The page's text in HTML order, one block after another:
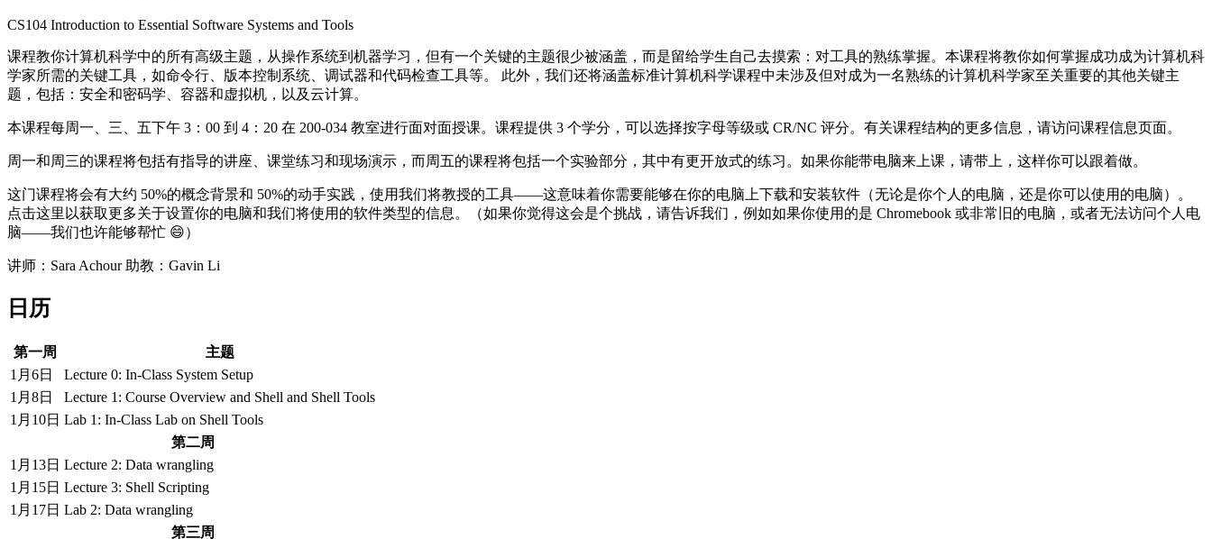
CS104 Introduction to Essential Software Systems and Tools
课程教你计算机科学中的所有高级主题，从操作系统到机器学习，但有一个关键的主题很少被涵盖，而是留给学生自己去摸索：对工具的熟练掌握。本课程将教你如何掌握成功成为计算机科
学家所需的关键工具，如命令行、版本控制系统、调试器和代码检查工具等。 此外，我们还将涵盖标准计算机科学课程中未涉及但对成为一名熟练的计算机科学家至关重要的其他关键主
题，包括：安全和密码学、容器和虚拟机，以及云计算。
本课程每周一、三、五下午 3：00 到 4：20 在 200-034 教室进行面对面授课。课程提供 3 个学分，可以选择按字母等级或 CR/NC 评分。有关课程结构的更多信息，请访问课程信息页面。
周一和周三的课程将包括有指导的讲座、课堂练习和现场演示，而周五的课程将包括一个实验部分，其中有更开放式的练习。如果你能带电脑来上课，请带上，这样你可以跟着做。
这门课程将会有大约 50%的概念背景和 50%的动手实践，使用我们将教授的工具——这意味着你需要能够在你的电脑上下载和安装软件（无论是你个人的电脑，还是你可以使用的电脑）。
点击这里以获取更多关于设置你的电脑和我们将使用的软件类型的信息。（如果你觉得这会是个挑战，请告诉我们，例如如果你使用的是 Chromebook 或非常旧的电脑，或者无法访问个人电
脑——我们也许能够帮忙 😄）
讲师：Sara Achour 助教：Gavin Li
日历
第一周
主题
1月6日
Lecture 0: In-Class System Setup
1月8日
Lecture 1: Course Overview and Shell and Shell Tools
1月10日 Lab 1: In-Class Lab on Shell Tools
第二周
1月13日 Lecture 2: Data wrangling
1月15日 Lecture 3: Shell Scripting
1月17日 Lab 2: Data wrangling
第三周